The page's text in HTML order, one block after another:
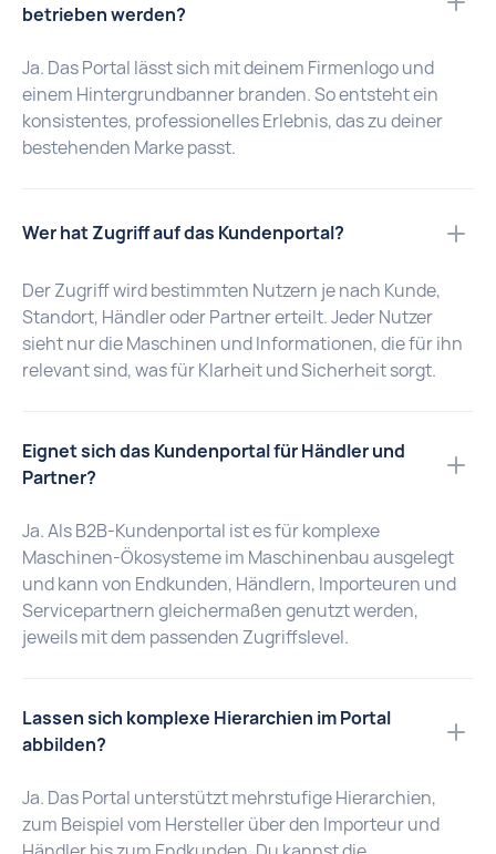
betrieben werden?
Ja. Das Portal lässt sich mit deinem Firmenlogo und
einem Hintergrundbanner branden. So entsteht ein
konsistentes, professionelles Erlebnis, das zu deiner
bestehenden Marke passt.
Wer hat Zugriff auf das Kundenportal?
Der Zugriff wird bestimmten Nutzern je nach Kunde,
Standort, Händler oder Partner erteilt. Jeder Nutzer
sieht nur die Maschinen und Informationen, die für ihn
relevant sind, was für Klarheit und Sicherheit sorgt.
Eignet sich das Kundenportal für Händler und
Partner?
Ja. Als B2B-Kundenportal ist es für komplexe
Maschinen-Ökosysteme im Maschinenbau ausgelegt
und kann von Endkunden, Händlern, Importeuren und
Servicepartnern gleichermaßen genutzt werden,
jeweils mit dem passenden Zugriffslevel.
Lassen sich komplexe Hierarchien im Portal
abbilden?
Ja. Das Portal unterstützt mehrstufige Hierarchien,
zum Beispiel vom Hersteller über den Importeur und